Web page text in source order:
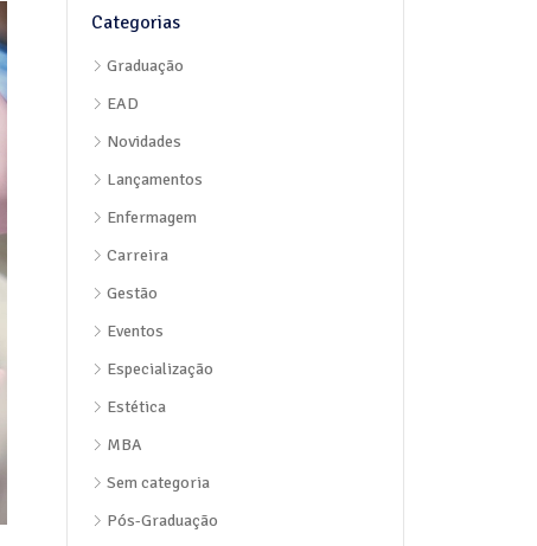
Categorias
Graduação
EAD
Novidades
Lançamentos
Enfermagem
Carreira
Gestão
Eventos
Especialização
Estética
MBA
Sem categoria
Pós-Graduação